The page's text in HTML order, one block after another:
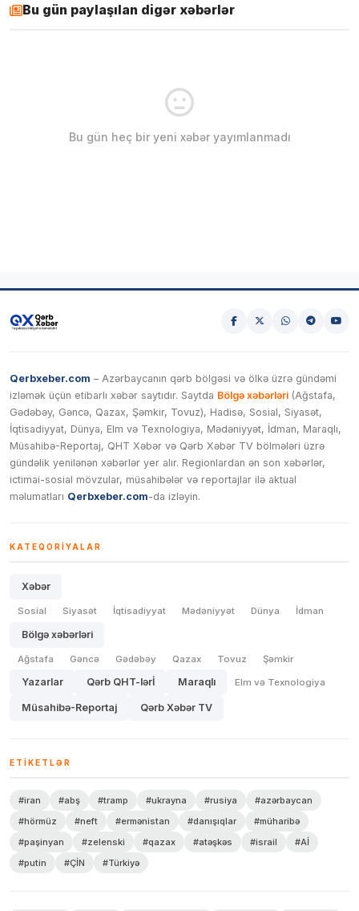
Bu gün paylaşılan digər xəbərlər
Bu gün heç bir yeni xəbər yayımlanmadı
Qerbxeber.com – Azərbaycanın qərb bölgəsi və ölkə üzrə gündəmi
izləmək üçün etibarlı xəbər saytıdır. Saytda Bölgə xəbərləri (Ağstafa,
Gədəbəy, Gəncə, Qazax, Şəmkir, Tovuz), Hadisə, Sosial, Siyasət,
İqtisadiyyat, Dünya, Elm və Texnologiya, Mədəniyyət, İdman, Maraqlı,
Müsahibə-Reportaj, QHT Xəbər və Qərb Xəbər TV bölmələri üzrə
gündəlik yenilənən xəbərlər yer alır. Regionlardan ən son xəbərlər,
ictimai-sosial mövzular, müsahibələr və reportajlar ilə aktual
məlumatları Qerbxeber.com-da izləyin.
KATEQORIYALAR
Xəbər
Sosial Siyasət İqtisadiyyat Mədəniyyət Dünya İdman
Bölgə xəbərləri
Ağstafa Gəncə Gədəbəy Qazax Tovuz Şəmkir
Yazarlar Qərb QHT-lərİ Maraqlı Elm və Texnologiya
Müsahibə-Reportaj Qərb Xəbər TV
ETIKETLƏR
#iran #abş #tramp #ukrayna #rusiya
#azərbaycan
#hörmüz
#neft #ermənistan #danışıqlar
#müharibə
#paşinyan
#zelenski #qazax #atəşkəs #israil
#Aİ
#putin
#ÇİN #Türkiyə